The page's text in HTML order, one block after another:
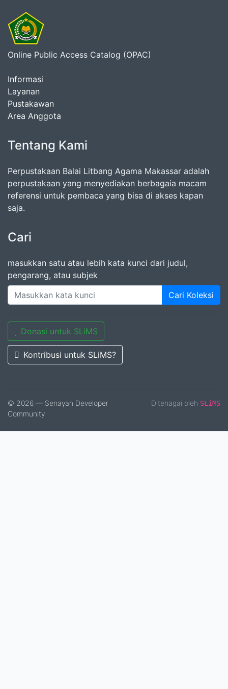
Online Public Access Catalog (OPAC)
Informasi
Layanan
Pustakawan
Area Anggota
Tentang Kami
Perpustakaan Balai Litbang Agama Makassar adalah
perpustakaan yang menyediakan berbagaia macam
referensi untuk pembaca yang bisa di akses kapan
saja.
Cari
masukkan satu atau lebih kata kunci dari judul,
pengarang, atau subjek
Cari Koleksi
Donasi untuk SLiMS
Kontribusi untuk SLiMS?
© 2026 — Senayan Developer
Community
Ditenagai oleh SLiMS